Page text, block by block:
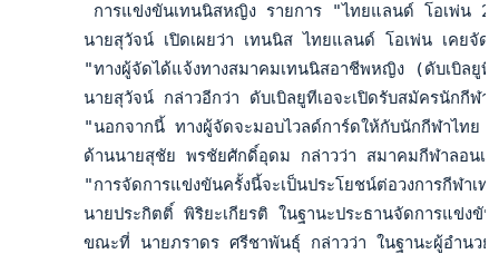
การแข่งขันเทนนิสหญิง รายการ "ไทยแลนด์ โอเพ่น
นายสุวัจน์ เปิดเผยว่า เทนนิส ไทยแลนด์ โอเพ่น เคย
"ทางผู้จัดได้แจ้งทางสมาคมเทนนิสอาชีพหญิง (ดับเบิลยู
นายสุวัจน์ กล่าวอีกว่า ดับเบิลยูทีเอจะเปิดรับสมัครนักกี
"นอกจากนี้ ทางผู้จัดจะมอบไวลด์การ์ดให้กับนักกีฬาไทย
ด้านนายสุชัย พรชัยศักดิ์อุดม กล่าวว่า สมาคมกีฬาลอนเ
"การจัดการแข่งขันครั้งนี้จะเป็นประโยชน์ต่อวงการกีฬาเ
นายประกิตติ์ พิริยะเกียรติ ในฐานะประธานจัดการแข่ง
ขณะที่ นายภราดร ศรีชาพันธุ์ กล่าวว่า ในฐานะผู้อำนว